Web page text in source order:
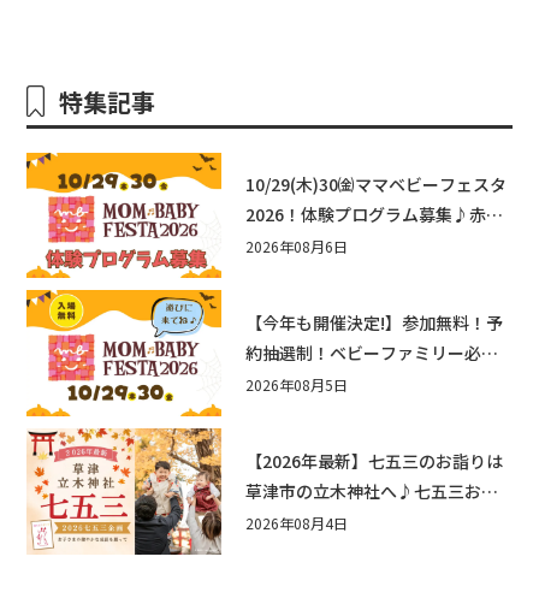
特集記事
10/29(木)30㈮ママベビーフェスタ
2026！体験プログラム募集♪赤ち
ゃん向けイベントに出演しません
2026年08月6日
【今年も開催決定!】参加無料！予
約抽選制！ベビーファミリー必見
☆入場無料☆10/29(木)30(金)ママ
2026年08月5日
【2026年最新】七五三のお詣りは
草津市の立木神社へ♪七五三お祝
い企画をご紹介！
2026年08月4日